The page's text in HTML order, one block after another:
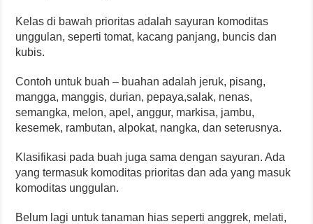
Kelas di bawah prioritas adalah sayuran komoditas
unggulan, seperti tomat, kacang panjang, buncis dan
kubis.
Contoh untuk buah – buahan adalah jeruk, pisang,
mangga, manggis, durian, pepaya,salak, nenas,
semangka, melon, apel, anggur, markisa, jambu,
kesemek, rambutan, alpokat, nangka, dan seterusnya.
Klasifikasi pada buah juga sama dengan sayuran. Ada
yang termasuk komoditas prioritas dan ada yang masuk
komoditas unggulan.
Belum lagi untuk tanaman hias seperti anggrek, melati,